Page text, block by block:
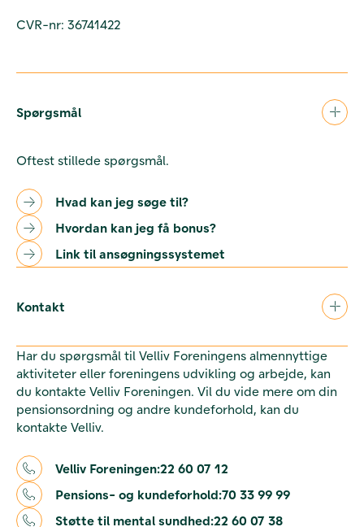
CVR-nr: 36741422
Spørgsmål
Oftest stillede spørgsmål.
Hvad kan jeg søge til?
Hvordan kan jeg få bonus?
Link til ansøgningssystemet
Kontakt
Har du spørgsmål til Velliv Foreningens almennyttige
aktiviteter eller foreningens udvikling og arbejde, kan
du kontakte Velliv Foreningen. Vil du vide mere om din
pensionsordning og andre kundeforhold, kan du
kontakte Velliv.
Velliv Foreningen:22 60 07 12
Pensions- og kundeforhold:70 33 99 99
Støtte til mental sundhed:22 60 07 38